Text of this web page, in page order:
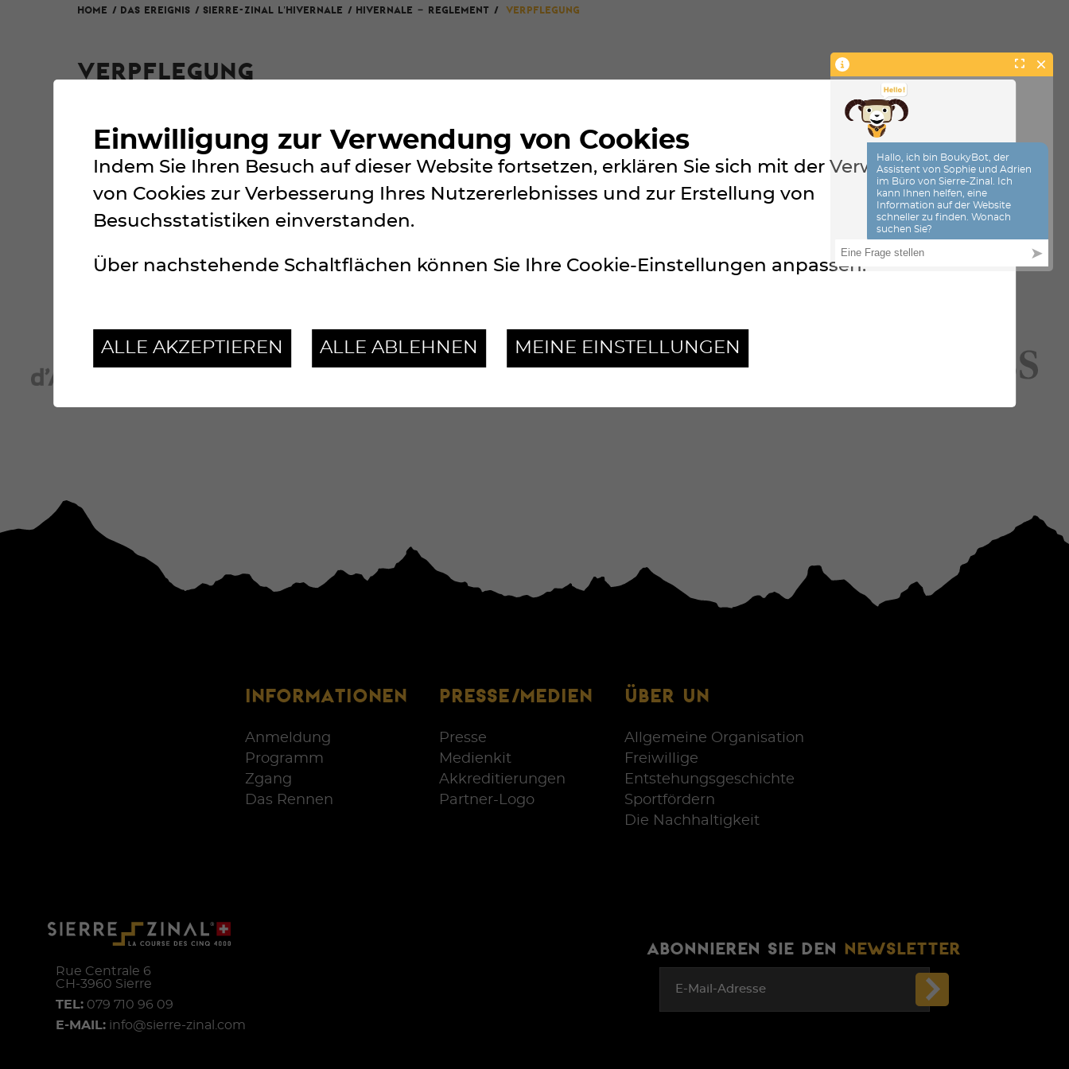
HOME / Das Ereignis / SIERRE-ZINAL L'HIVERNALE / Hivernale – Reglement / VERPFLEGUNG
VERPFLEGUNG
Entlang des Parcours sind zwei Verpflegungspfosten vorgesehen. Der erste beim Höhenrestaurant Tignousa und der
zweite am Ziel beim Hotel Weisshorn.
INFORMATIONEN
Anmeldung
Programm
Zgang
Das Rennen
PRESSE/MEDIEN
Presse
Medienkit
Akkreditierungen
Partner-Logo
ÜBER UN
Allgemeine Organisation
Freiwillige
Entstehungsgeschichte
Sportfördern
Die Nachhaltigkeit
Rue Centrale 6
CH-3960 Sierre
TEL: 079 710 96 09
E-MAIL: info@sierre-zinal.com
ABONNIEREN SIE DEN NEWSLETTER
E-Mail-Adresse
Einwilligung zur Verwendung von Cookies
Indem Sie Ihren Besuch auf dieser Website fortsetzen, erklären Sie sich mit der Verwendung
von Cookies zur Verbesserung Ihres Nutzererlebnisses und zur Erstellung von
Besuchsstatistiken einverstanden.
Über nachstehende Schaltflächen können Sie Ihre Cookie-Einstellungen anpassen.
ALLE AKZEPTIEREN ALLE ABLEHNEN MEINE EINSTELLUNGEN